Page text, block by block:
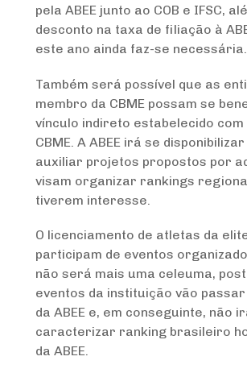
pela ABEE junto ao COB e IFSC,
desconto na taxa de filiação à
este ano ainda faz-se necessária.
Também será possível que as
membro da CBME possam se
vínculo indireto estabelecido com
CBME. A ABEE irá se
auxiliar projetos propostos por
visam organizar rankings
tiverem interesse.
O licenciamento de atletas da
participam de eventos
não será mais uma celeuma,
eventos da instituição vão
da ABEE e, em conseguinte, não
caracterizar ranking brasileiro
da ABEE.